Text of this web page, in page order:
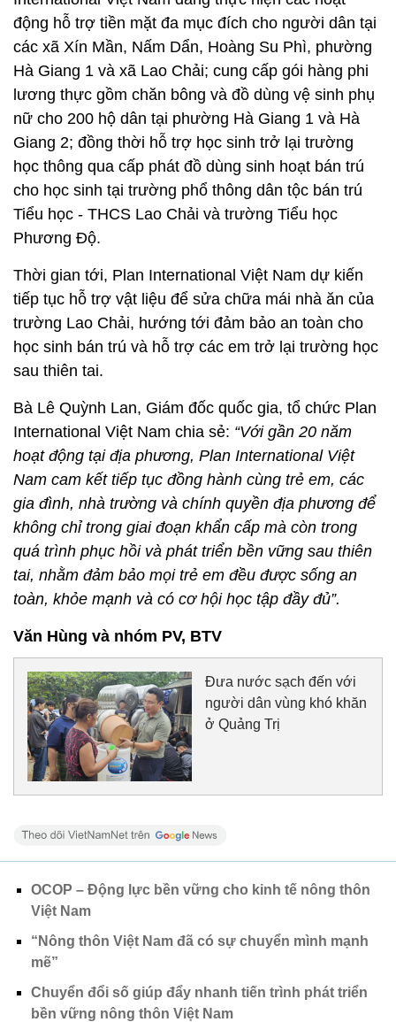
động hỗ trợ tiền mặt đa mục đích cho người dân tại
các xã Xín Mần, Nấm Dẩn, Hoàng Su Phì, phường
Hà Giang 1 và xã Lao Chải; cung cấp gói hàng phi
lương thực gồm chăn bông và đồ dùng vệ sinh phụ
nữ cho 200 hộ dân tại phường Hà Giang 1 và Hà
Giang 2; đồng thời hỗ trợ học sinh trở lại trường
học thông qua cấp phát đồ dùng sinh hoạt bán trú
cho học sinh tại trường phổ thông dân tộc bán trú
Tiểu học - THCS Lao Chải và trường Tiểu học
Phương Độ.
Thời gian tới, Plan International Việt Nam dự kiến
tiếp tục hỗ trợ vật liệu để sửa chữa mái nhà ăn của
trường Lao Chải, hướng tới đảm bảo an toàn cho
học sinh bán trú và hỗ trợ các em trở lại trường học
sau thiên tai.
Bà Lê Quỳnh Lan, Giám đốc quốc gia, tổ chức Plan
International Việt Nam chia sẻ: “Với gần 20 năm
hoạt động tại địa phương, Plan International Việt
Nam cam kết tiếp tục đồng hành cùng trẻ em, các
gia đình, nhà trường và chính quyền địa phương để
không chỉ trong giai đoạn khẩn cấp mà còn trong
quá trình phục hồi và phát triển bền vững sau thiên
tai, nhằm đảm bảo mọi trẻ em đều được sống an
toàn, khỏe mạnh và có cơ hội học tập đầy đủ”.
Văn Hùng và nhóm PV, BTV
Đưa nước sạch đến với
người dân vùng khó khăn
ở Quảng Trị
OCOP – Động lực bền vững cho kinh tế nông thôn
Việt Nam
“Nông thôn Việt Nam đã có sự chuyển mình mạnh
mẽ”
Chuyển đổi số giúp đẩy nhanh tiến trình phát triển
bền vững nông thôn Việt Nam